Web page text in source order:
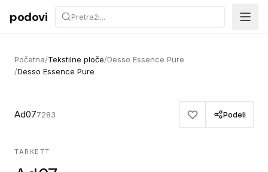
Preskoči na sadržaj
podovi
Početna/Tekstilne ploče/Desso Essence Pure
/Desso Essence Pure
Ad077283 Podeli
TARKETT